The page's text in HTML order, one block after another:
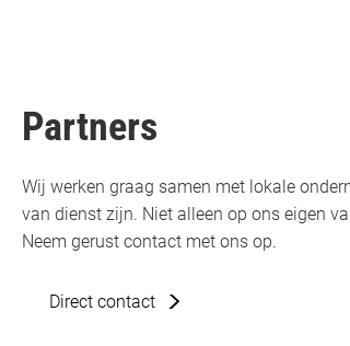
Partners
Wij werken graag samen met lokale
van dienst zijn. Niet alleen op ons eigen
Neem gerust contact met ons op.
Direct contact